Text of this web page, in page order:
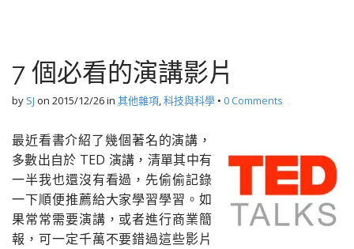
7 個必看的演講影片
by SJ on 2015/12/26in 其他雜項,科技與科學 • 0 Comments
最近看書介紹了幾個著名的演講，
多數出自於 TED 演講，清單其中有
一半我也還沒有看過，先偷偷記錄
一下順便推薦給大家學習學習。如
果常常需要演講，或者進行商業簡
報，可一定千萬不要錯過這些影片